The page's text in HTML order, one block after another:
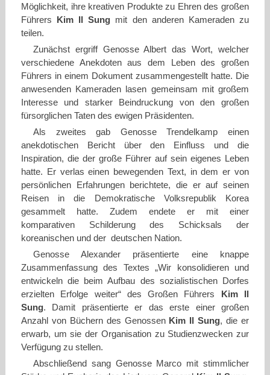
Möglichkeit, ihre kreativen Produkte zu Ehren des großen
Führers Kim Il Sung mit den anderen Kameraden zu
teilen.
Zunächst ergriff Genosse Albert das Wort, welcher
verschiedene Anekdoten aus dem Leben des großen
Führers in einem Dokument zusammengestellt hatte. Die
anwesenden Kameraden lasen gemeinsam mit großem
Interesse und starker Beindruckung von den großen
fürsorglichen Taten des ewigen Präsidenten.
Als zweites gab Genosse Trendelkamp einen
anekdotischen Bericht über den Einfluss und die
Inspiration, die der große Führer auf sein eigenes Leben
hatte. Er verlas einen bewegenden Text, in dem er von
persönlichen Erfahrungen berichtete, die er auf seinen
Reisen in die Demokratische Volksrepublik Korea
gesammelt hatte. Zudem endete er mit einer
komparativen Schilderung des Schicksals der
koreanischen und der deutschen Nation.
Genosse Alexander präsentierte eine knappe
Zusammenfassung des Textes „Wir konsolidieren und
entwickeln die beim Aufbau des sozialistischen Dorfes
erzielten Erfolge weiter“ des Großen Führers
Kim Il
Sung. Damit präsentierte er das erste einer großen
Anzahl von Büchern des GenossenKim Il Sung, die er
erwarb, um sie der Organisation zu Studienzwecken zur
Verfügung zu stellen.
Abschließend sang Genosse Marco mit stimmlicher